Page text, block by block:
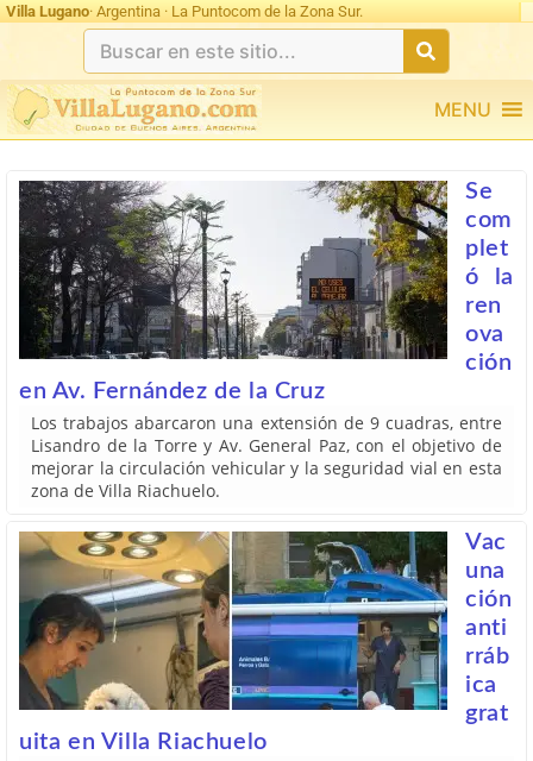
Villa Lugano· Argentina · La Puntocom de la Zona Sur.
MENU
Se
com
plet
ó la
ren
ova
ción
en Av. Fernández de la Cruz
Los trabajos abarcaron una extensión de 9 cuadras, entre
Lisandro de la Torre y Av. General Paz, con el objetivo de
mejorar la circulación vehicular y la seguridad vial en esta
zona de Villa Riachuelo.
Vac
una
ción
anti
rráb
ica
grat
uita en Villa Riachuelo